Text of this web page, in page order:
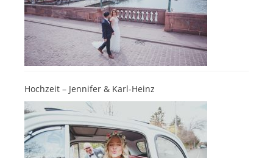
Hochzeit – Jennifer & Karl-Heinz